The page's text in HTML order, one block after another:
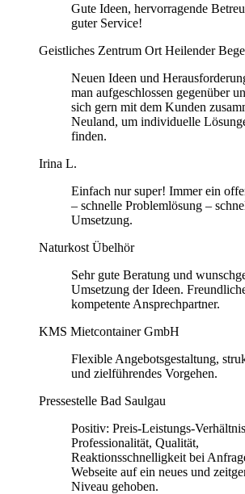
Gute Ideen, hervorragende
guter Service!
Geistliches Zentrum Ort Heilender
Neuen Ideen und
man aufgeschlossen gegenüber
sich gern mit dem Kunden
Neuland, um individuelle
finden.
Irina L.
Einfach nur super! Immer ein
– schnelle Problemlösung –
Umsetzung.
Naturkost Übelhör
Sehr gute Beratung und
Umsetzung der Ideen.
kompetente Ansprechpartner.
KMS Mietcontainer GmbH
Flexible Angebotsgestaltung,
und zielführendes Vorgehen.
Pressestelle Bad Saulgau
Positiv: Preis-Leistungs-
Professionalität, Qualität,
Reaktionsschnelligkeit bei
Webseite auf ein neues und
Niveau gehoben.